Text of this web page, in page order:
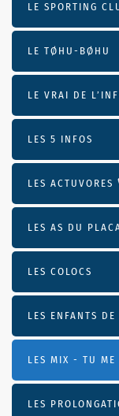
LE SPORTING
LE TØHU-BØHU
LE VRAI DE
LES 5 INFOS
LES ACTUVORES
LES AS DU
LES COLOCS
LES ENFANTS
LES MIX - TU ME
LES